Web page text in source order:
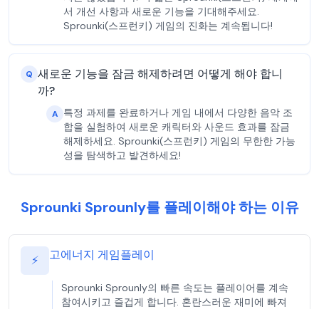
서 개선 사항과 새로운 기능을 기대해주세요.
Sprounki(스프런키) 게임의 진화는 계속됩니다!
Q 새로운 기능을 잠금 해제하려면 어떻게 해야 합니
까?
A 특정 과제를 완료하거나 게임 내에서 다양한 음악 조
합을 실험하여 새로운 캐릭터와 사운드 효과를 잠금
해제하세요. Sprounki(스프런키) 게임의 무한한 가능
성을 탐색하고 발견하세요!
Sprounki Sprounly를 플레이해야 하는 이유
⚡ 고에너지 게임플레이
Sprounki Sprounly의 빠른 속도는 플레이어를 계속
참여시키고 즐겁게 합니다. 혼란스러운 재미에 빠져